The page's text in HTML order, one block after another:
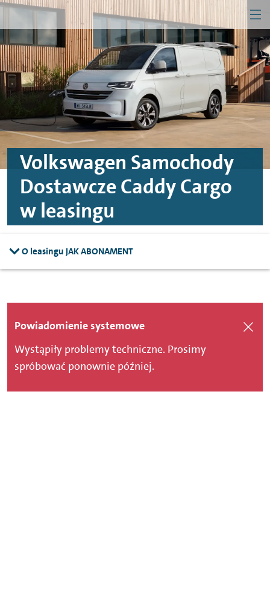
Przejdź do treści
Przejdź do konfiguratora
Przejdź do stopki
Firma
Klient indywidualny
Volkswagen Samochody
Dostawcze Caddy Cargo
w leasingu
O leasingu JAK ABONAMENT
Powiadomienie systemowe
Wystąpiły problemy techniczne. Prosimy
spróbować ponownie później.